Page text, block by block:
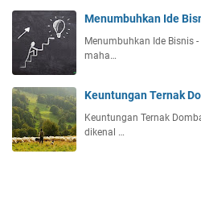
Menumbuhkan Ide
Menumbuhkan Ide Bisnis
maha…
Keuntungan Ternak
Keuntungan Ternak
dikenal …